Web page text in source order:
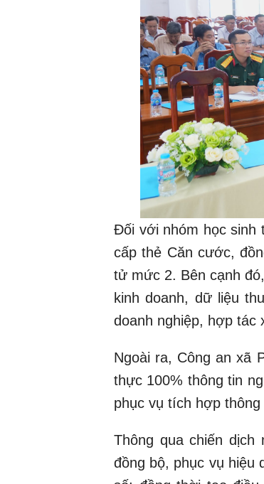
Đối với nhóm học sinh
cấp thẻ Căn cước,
tử mức 2. Bên cạnh
kinh doanh, dữ liệu
doanh nghiệp, hợp tác
Ngoài ra, Công an xã
thực 100% thông tin
phục vụ tích hợp
Thông qua chiến
đồng bộ, phục vụ hiệu